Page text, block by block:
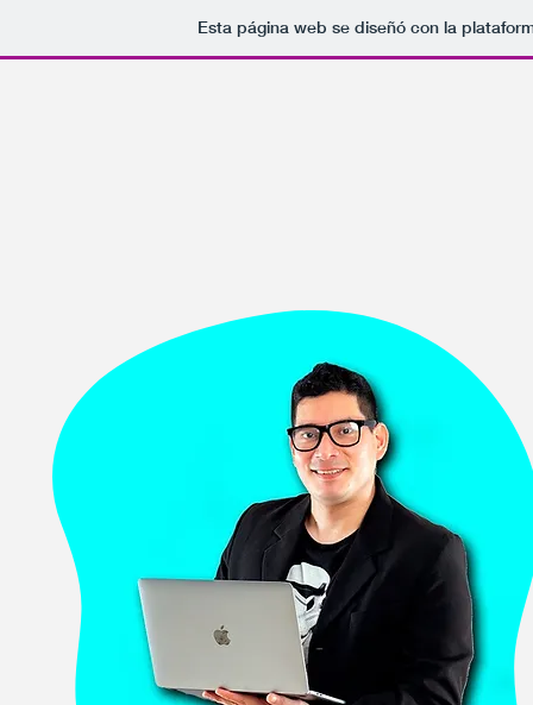
Esta página web se diseñó con la